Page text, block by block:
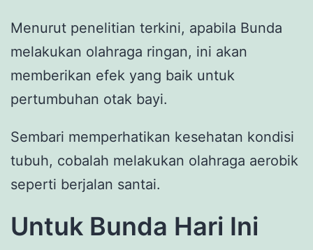
Menurut penelitian terkini, apabila Bunda
melakukan olahraga ringan, ini akan
memberikan efek yang baik untuk
pertumbuhan otak bayi.
Sembari memperhatikan kesehatan kondisi
tubuh, cobalah melakukan olahraga aerobik
seperti berjalan santai.
Untuk Bunda Hari Ini